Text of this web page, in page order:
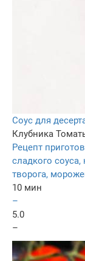
Соус для
Клубника
Рецепт
сладкого
творога,
10 мин
–
5.0
–